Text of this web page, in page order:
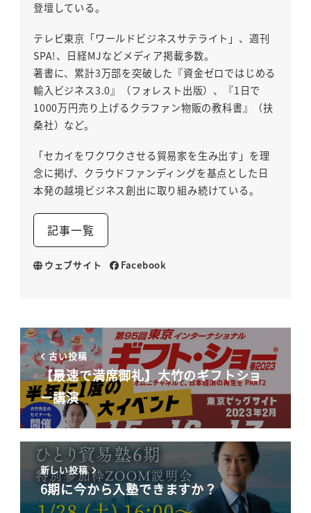
登壇している。
テレビ東京「ワールドビジネスサテライト」、週刊
SPA!、日経MJなどメディア掲載多数。
著書に、累計3万部を突破した『資金ゼロではじめる
輸入ビジネス3.0』（フォレスト出版）、『1日で
1000万円売り上げるクラファン物販の教科書』（扶
桑社）など。
「セカイをワクワクさせる貿易家を生み出す」を理
念に掲げ、クラウドファンディングを基点とした日
本発の越境ビジネス創出に取り組み続けている。
記事一覧
ウェブサイト Facebook
古い投稿
【最速で満席御礼】大竹のギフトショ
ー講演
新しい投稿
6期に今から入塾できますか？